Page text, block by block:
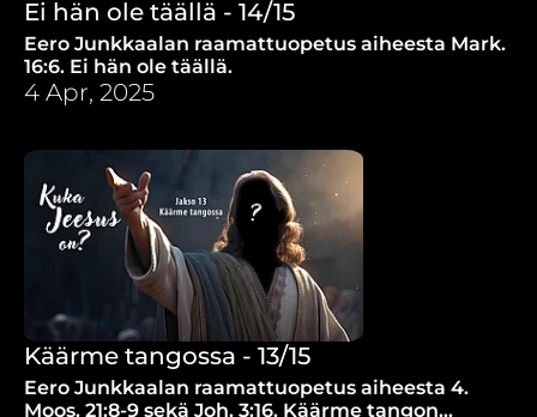
Ei hän ole täällä - 14/15
Eero Junkkaalan raamattuopetus aiheesta Mark.
16:6. Ei hän ole täällä.
4 Apr, 2025
Käärme tangossa - 13/15
Eero Junkkaalan raamattuopetus aiheesta 4.
Moos. 21:8-9 sekä Joh. 3:16. Käärme tangon